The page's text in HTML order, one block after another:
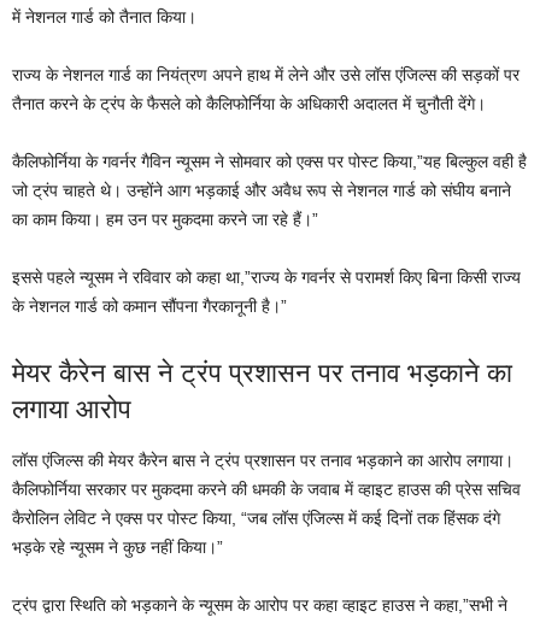
में नेशनल गार्ड को तैनात किया।
राज्य के नेशनल गार्ड का नियंत्रण अपने हाथ में लेने और उसे लॉस एंजिल्स की सड़कों पर
तैनात करने के ट्रंप के फैसले को कैलिफोर्निया के अधिकारी अदालत में चुनौती देंगे।
कैलिफोर्निया के गवर्नर गैविन न्यूसम ने सोमवार को एक्स पर पोस्ट किया,”यह बिल्कुल वही है
जो ट्रंप चाहते थे। उन्होंने आग भड़काई और अवैध रूप से नेशनल गार्ड को संघीय बनाने
का काम किया। हम उन पर मुकदमा करने जा रहे हैं।”
इससे पहले न्यूसम ने रविवार को कहा था,”राज्य के गवर्नर से परामर्श किए बिना किसी राज्य
के नेशनल गार्ड को कमान सौंपना गैरकानूनी है।”
मेयर कैरेन बास ने ट्रंप प्रशासन पर तनाव भड़काने का
लगाया आरोप
लॉस एंजिल्स की मेयर कैरेन बास ने ट्रंप प्रशासन पर तनाव भड़काने का आरोप लगाया।
कैलिफोर्निया सरकार पर मुकदमा करने की धमकी के जवाब में व्हाइट हाउस की प्रेस सचिव
कैरोलिन लेविट ने एक्स पर पोस्ट किया, “जब लॉस एंजिल्स में कई दिनों तक हिंसक दंगे
भड़के रहे न्यूसम ने कुछ नहीं किया।”
ट्रंप द्वारा स्थिति को भड़काने के न्यूसम के आरोप पर कहा व्हाइट हाउस ने कहा,”सभी ने